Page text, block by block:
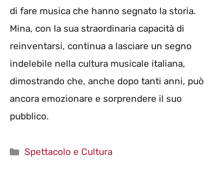
di fare musica che hanno segnato la storia.
Mina, con la sua straordinaria capacità di
reinventarsi, continua a lasciare un segno
indelebile nella cultura musicale italiana,
dimostrando che, anche dopo tanti anni, può
ancora emozionare e sorprendere il suo
pubblico.
Categorie
Spettacolo e Cultura